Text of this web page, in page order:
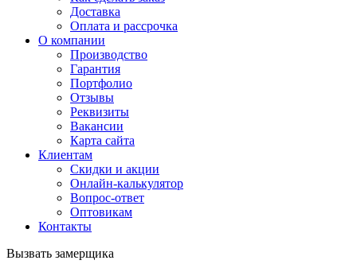
Доставка
Оплата и рассрочка
О компании
Производство
Гарантия
Портфолио
Отзывы
Реквизиты
Вакансии
Карта сайта
Клиентам
Скидки и акции
Онлайн-калькулятор
Вопрос-ответ
Оптовикам
Контакты
Вызвать замерщика